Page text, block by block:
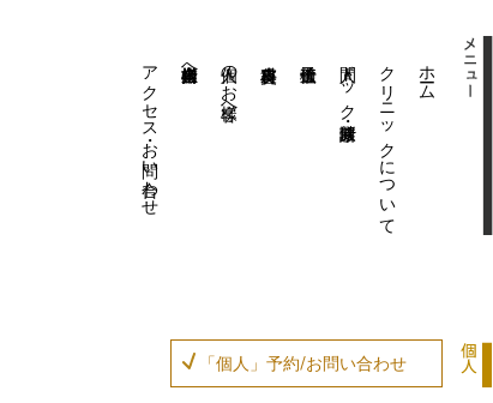
アクセス・お問い合わせ 企業内担当者様へ 個人のお客様へ 人間ドック・健康診断 クリニックについて ホーム
「個人」予約/お問い合わせ